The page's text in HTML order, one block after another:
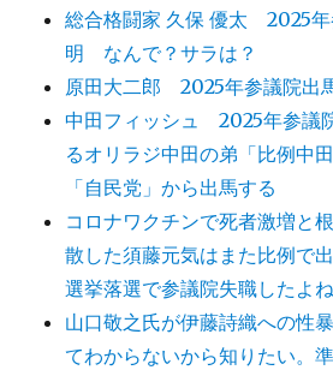
総合格闘家 久保 優太 2025年
明 なんで？サラは？
原田大二郎 2025年参議院出
中田フィッシュ 2025年参議
るオリラジ中田の弟「比例中
「自民党」から出馬する
コロナワクチンで死者激増と
散した須藤元気はまた比例で
選挙落選で参議院失職したよ
山口敬之氏が伊藤詩織への性
てわからないから知りたい。